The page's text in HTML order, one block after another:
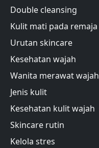
Double cleansing
Kulit mati pada remaja
Urutan skincare
Kesehatan wajah
Wanita merawat wajah
Jenis kulit
Kesehatan kulit wajah
Skincare rutin
Kelola stres